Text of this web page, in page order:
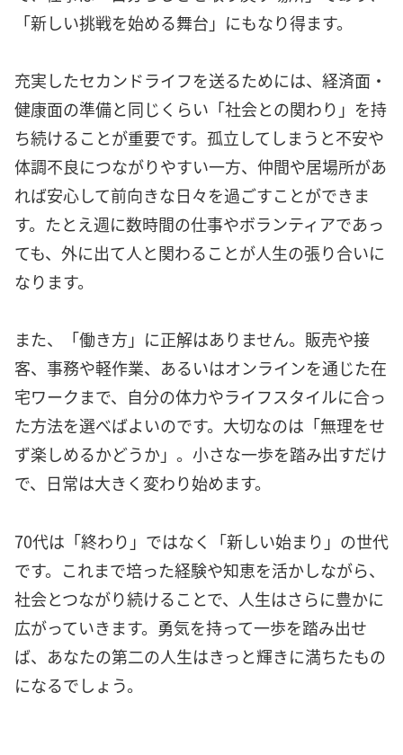
「新しい挑戦を始める舞台」にもなり得ます。
充実したセカンドライフを送るためには、経済面・
健康面の準備と同じくらい「社会との関わり」を持
ち続けることが重要です。孤立してしまうと不安や
体調不良につながりやすい一方、仲間や居場所があ
れば安心して前向きな日々を過ごすことができま
す。たとえ週に数時間の仕事やボランティアであっ
ても、外に出て人と関わることが人生の張り合いに
なります。
また、「働き方」に正解はありません。販売や接
客、事務や軽作業、あるいはオンラインを通じた在
宅ワークまで、自分の体力やライフスタイルに合っ
た方法を選べばよいのです。大切なのは「無理をせ
ず楽しめるかどうか」。小さな一歩を踏み出すだけ
で、日常は大きく変わり始めます。
70代は「終わり」ではなく「新しい始まり」の世代
です。これまで培った経験や知恵を活かしながら、
社会とつながり続けることで、人生はさらに豊かに
広がっていきます。勇気を持って一歩を踏み出せ
ば、あなたの第二の人生はきっと輝きに満ちたもの
になるでしょう。